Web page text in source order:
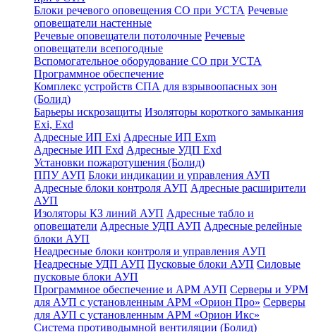
Блоки речевого оповещения СО при УСТА Речевые
оповещатели настенные
Речевые оповещатели потолочные Речевые
оповещатели всепогодные
Вспомогательное оборудование СО при УСТА
Программное обеспечение
Комплекс устройств СПА для взрывоопасных зон
(Болид)
Барьеры искрозащиты Изоляторы короткого замыкания
Exi, Exd
Адресные ИП Exi Адресные ИП Exm
Адресные ИП Exd Адресные УДП Exd
Установки пожаротушения (Болид)
ППУ АУП Блоки индикации и управления АУП
Адресные блоки контроля АУП Адресные расширители
АУП
Изоляторы КЗ линий АУП Адресные табло и
оповещатели Адресные УДП АУП Адресные релейные
блоки АУП
Неадресные блоки контроля и управления АУП
Неадресные УДП АУП Пусковые блоки АУП Силовые
пусковые блоки АУП
Программное обеспечение и АРМ АУП Серверы и УРМ
для АУП с установленным АРМ «Орион Про» Серверы
для АУП с установленным АРМ «Орион Икс»
Система противодымной вентиляции (Болид)